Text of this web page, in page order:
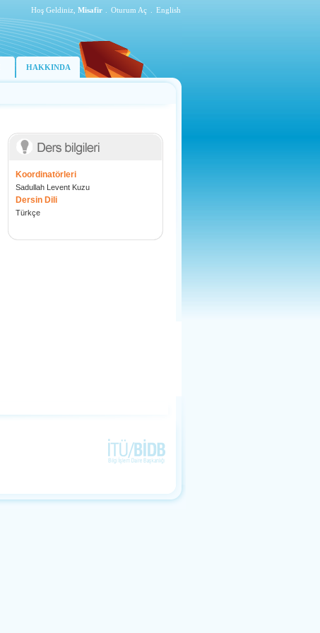
Hoş Geldiniz, Misafir Oturum Aç English
HAKKINDA
Koordinatörleri
Sadullah Levent Kuzu
Dersin Dili
Türkçe